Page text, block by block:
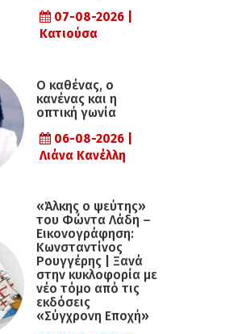
07-08-2026 |
Κατιούσα
Ο καθένας, ο
κανένας και η
οπτική γωνία
06-08-2026 |
Λιάνα Κανέλλη
«Άλκης ο ψεύτης»
του Φώντα Λάδη –
Εικονογράφηση:
Κωνσταντίνος
Ρουγγέρης | Ξανά
στην κυκλοφορία με
νέο τόμο από τις
εκδόσεις
«Σύγχρονη Εποχή»